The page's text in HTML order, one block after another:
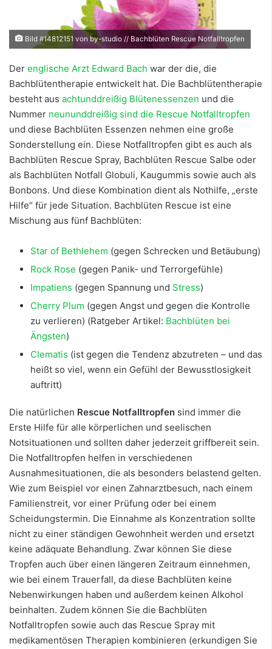
Bild #14812151 von by-studio // Bachblüten Rescue Notfalltropfen
Der englische Arzt Edward Bach war der die, die
Bachblütentherapie entwickelt hat. Die Bachblütentherapie
besteht aus achtunddreißig Blütenessenzen und die
Nummer neununddreißig sind die Rescue Notfalltropfen
und diese Bachblüten Essenzen nehmen eine große
Sonderstellung ein. Diese Notfalltropfen gibt es auch als
Bachblüten Rescue Spray, Bachblüten Rescue Salbe oder
als Bachblüten Notfall Globuli, Kaugummis sowie auch als
Bonbons. Und diese Kombination dient als Nothilfe, „erste
Hilfe“ für jede Situation. Bachblüten Rescue ist eine
Mischung aus fünf Bachblüten:
Star of Bethlehem (gegen Schrecken und Betäubung)
Rock Rose (gegen Panik- und Terrorgefühle)
Impatiens (gegen Spannung und Stress)
Cherry Plum (gegen Angst und gegen die Kontrolle
zu verlieren) (Ratgeber Artikel: Bachblüten bei
Ängsten)
Clematis (ist gegen die Tendenz abzutreten – und das
heißt so viel, wenn ein Gefühl der Bewusstlosigkeit
auftritt)
Die natürlichen Rescue Notfalltropfen sind immer die
Erste Hilfe für alle körperlichen und seelischen
Notsituationen und sollten daher jederzeit griffbereit sein.
Die Notfalltropfen helfen in verschiedenen
Ausnahmesituationen, die als besonders belastend gelten.
Wie zum Beispiel vor einen Zahnarztbesuch, nach einem
Familienstreit, vor einer Prüfung oder bei einem
Scheidungstermin. Die Einnahme als Konzentration sollte
nicht zu einer ständigen Gewohnheit werden und ersetzt
keine adäquate Behandlung. Zwar können Sie diese
Tropfen auch über einen längeren Zeitraum einnehmen,
wie bei einem Trauerfall, da diese Bachblüten keine
Nebenwirkungen haben und außerdem keinen Alkohol
beinhalten. Zudem können Sie die Bachblüten
Notfalltropfen sowie auch das Rescue Spray mit
medikamentösen Therapien kombinieren (erkundigen Sie